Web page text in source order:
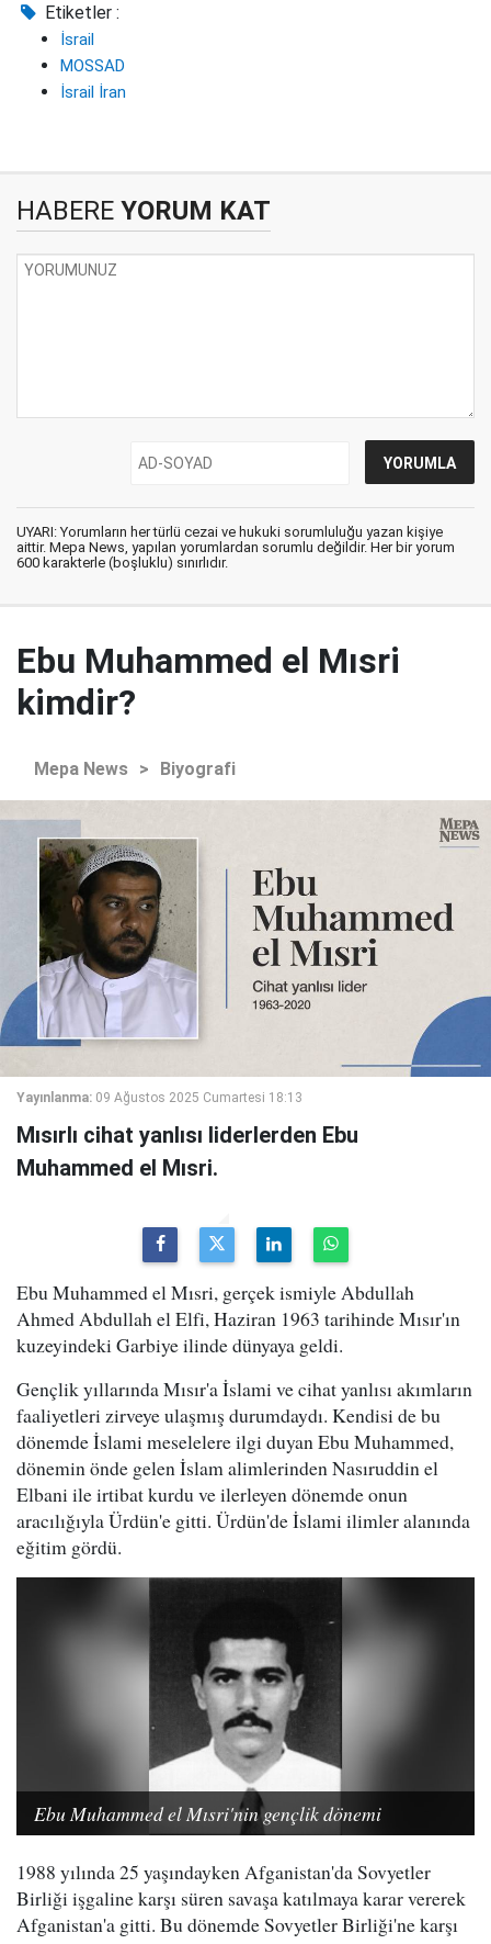
Etiketler :
İsrail
MOSSAD
İsrail İran
HABERE YORUM KAT
UYARI: Yorumların her türlü cezai ve hukuki sorumluluğu yazan kişiye
aittir. Mepa News, yapılan yorumlardan sorumlu değildir. Her bir yorum
600 karakterle (boşluklu) sınırlıdır.
Ebu Muhammed el Mısri
kimdir?
Mepa News > Biyografi
Yayınlanma: 09 Ağustos 2025 Cumartesi 18:13
Mısırlı cihat yanlısı liderlerden Ebu
Muhammed el Mısri.
Ebu Muhammed el Mısri, gerçek ismiyle Abdullah
Ahmed Abdullah el Elfi, Haziran 1963 tarihinde Mısır'ın
kuzeyindeki Garbiye ilinde dünyaya geldi.
Gençlik yıllarında Mısır'a İslami ve cihat yanlısı akımların
faaliyetleri zirveye ulaşmış durumdaydı. Kendisi de bu
dönemde İslami meselelere ilgi duyan Ebu Muhammed,
dönemin önde gelen İslam alimlerinden Nasıruddin el
Elbani ile irtibat kurdu ve ilerleyen dönemde onun
aracılığıyla Ürdün'e gitti. Ürdün'de İslami ilimler alanında
eğitim gördü.
Ebu Muhammed el Mısri'nin gençlik dönemi
1988 yılında 25 yaşındayken Afganistan'da Sovyetler
Birliği işgaline karşı süren savaşa katılmaya karar vererek
Afganistan'a gitti. Bu dönemde Sovyetler Birliği'ne karşı